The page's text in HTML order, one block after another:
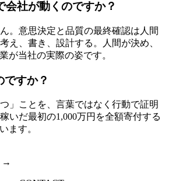
会社が動くのですか？
。意思決定と品質の最終確認は人間
え、書き、設計する。人間が決め、
が当社の実際の姿です。
ですか？
」ことを、言葉ではなく行動で証明
いだ最初の1,000万円を全額寄付する
ます。
→